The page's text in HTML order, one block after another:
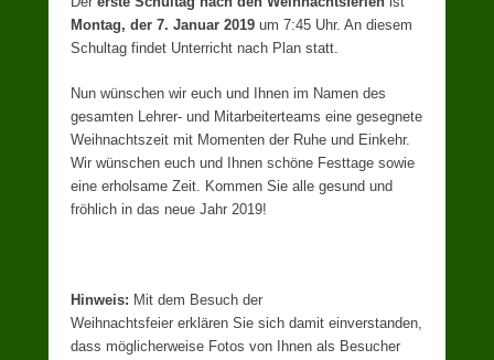
Montag, der 7. Januar 2019 um 7:45 Uhr. An diesem
Schultag findet Unterricht nach Plan statt.
Nun wünschen wir euch und Ihnen im Namen des
gesamten Lehrer- und Mitarbeiterteams eine gesegnete
Weihnachtszeit mit Momenten der Ruhe und Einkehr.
Wir wünschen euch und Ihnen schöne Festtage sowie
eine erholsame Zeit. Kommen Sie alle gesund und
fröhlich in das neue Jahr 2019!
Hinweis: Mit dem Besuch der
Weihnachtsfeier erklären Sie sich damit einverstanden,
dass möglicherweise Fotos von Ihnen als Besucher